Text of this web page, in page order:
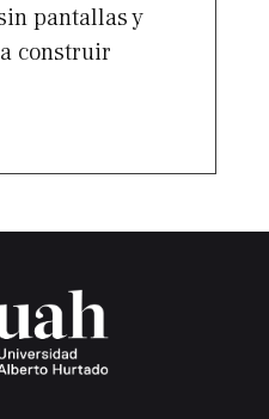
pantallas y
construir